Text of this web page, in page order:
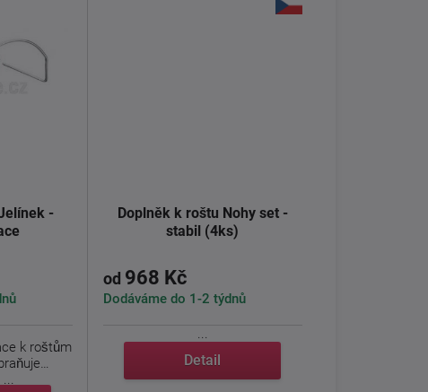
-
k roštům
Doplněk k roštu Nohy set -
stabil (4ks)
od 968 Kč
Dodáváme do 1-2 týdnů
...
Detail